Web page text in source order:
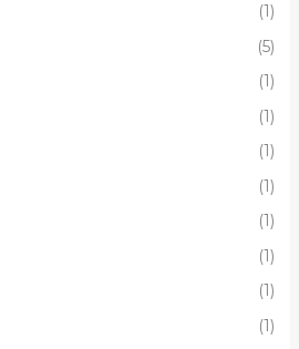
(1)
(5)
(1)
(1)
(1)
(1)
(1)
(1)
(1)
(1)